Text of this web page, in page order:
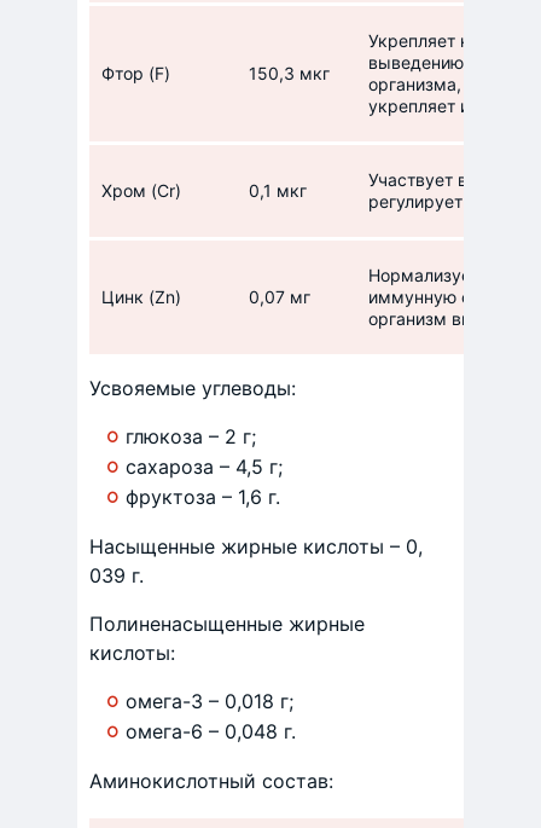
Фтор (F) 150,3 мкг
Укрепляет кости и
выведению
организма,
укрепляет
Хром (Cr) 0,1 мкг
Участвует в
регулирует
Цинк (Zn) 0,07 мг
Нормализует
иммунную систему
организм вирусов и
Усвояемые углеводы:
глюкоза – 2 г;
сахароза – 4,5 г;
фруктоза – 1,6 г.
Насыщенные жирные кислоты – 0,
039 г.
Полиненасыщенные жирные
кислоты:
омега-3 – 0,018 г;
омега-6 – 0,048 г.
Аминокислотный состав: